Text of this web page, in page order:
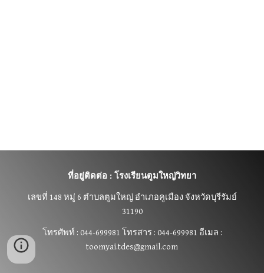
ที่อยู่ติดต่อ : โรงเรียนตูมใหญ่วิทยา
เลขที่ 148 หมู่ 6 ตำบลตูมใหญ่ อำเภอคูเมือง จังหวัดบุรีรัมย์
31190
โทรศัพท์ : 044-699981 โทรสาร : 044-699981 อีเมล :
toomyai.tdes@gmail.com